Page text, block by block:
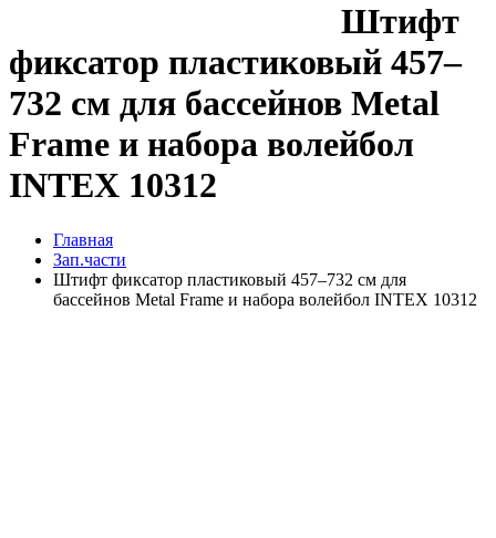
Штифт
фиксатор пластиковый 457–
732 см для бассейнов Metal
Frame и набора волейбол
INTEX 10312
Главная
Зап.части
Штифт фиксатор пластиковый 457–732 см для
бассейнов Metal Frame и набора волейбол INTEX 10312